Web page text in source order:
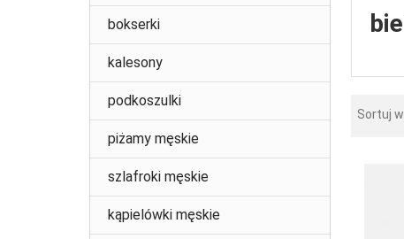
bokserki
kalesony
podkoszulki
piżamy męskie
szlafroki męskie
kąpielówki męskie
Sortuj